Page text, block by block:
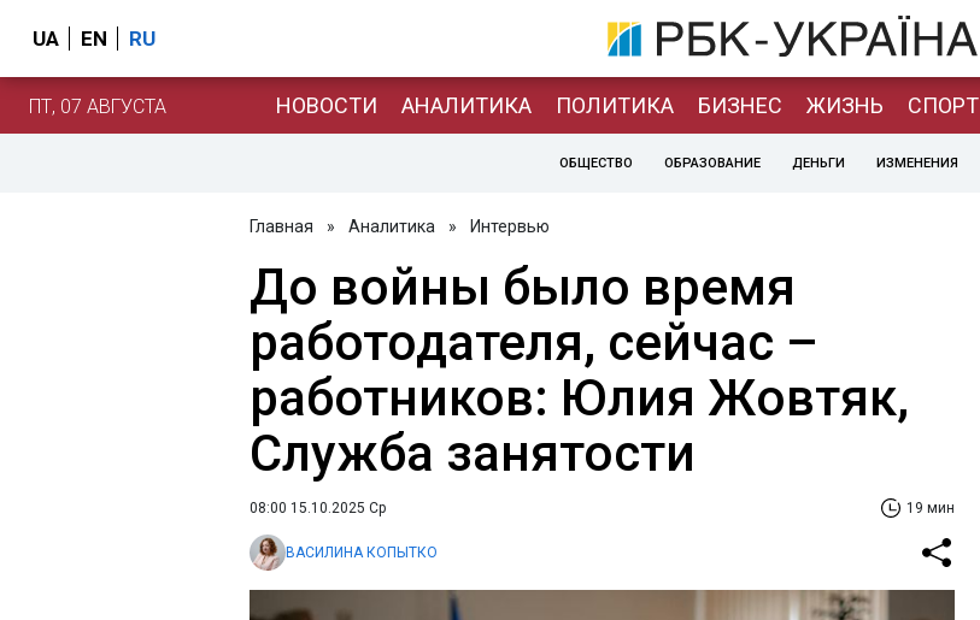
UA EN RU
ПТ, 07 АВГУСТА НОВОСТИ АНАЛИТИКА ПОЛИТИКА БИЗНЕС ЖИЗНЬ СПОРТ
ОБЩЕСТВО ОБРАЗОВАНИЕ ДЕНЬГИ ИЗМЕНЕНИЯ
Главная » Аналитика » Интервью
До войны было время
работодателя, сейчас –
работников: Юлия Жовтяк,
Служба занятости
08:00 15.10.2025 Ср 19 мин
ВАСИЛИНА КОПЫТКО